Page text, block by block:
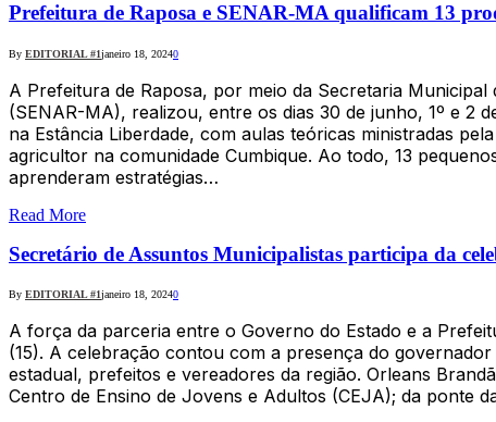
Prefeitura de Raposa e SENAR-MA qualificam 13
By EDITORIAL #1janeiro 18, 20240
A Prefeitura de Raposa, por meio da Secretaria
(SENAR-MA), realizou, entre os dias 30 de junho, 1º e 2
na Estância Liberdade, com aulas teóricas ministradas
agricultor na comunidade Cumbique. Ao todo, 13
aprenderam estratégias…
Read More
Secretário de Assuntos Municipalistas participa da
By EDITORIAL #1janeiro 18, 20240
A força da parceria entre o Governo do Estado e a
(15). A celebração contou com a presença do
estadual, prefeitos e vereadores da região. Orleans
Centro de Ensino de Jovens e Adultos (CEJA); da ponte